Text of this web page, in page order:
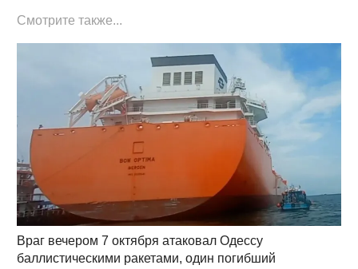
Смотрите также...
Враг вечером 7 октября атаковал Одессу
баллистическими ракетами, один погибший